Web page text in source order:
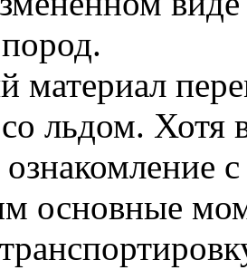
материал
льдом. Хотя
ознакомление
основные